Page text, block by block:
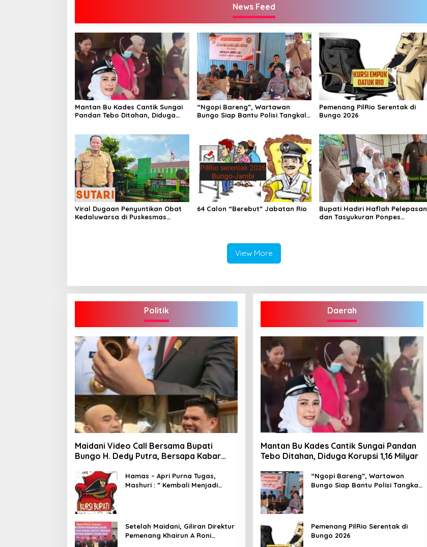
News Feed
Mantan Bu Kades Cantik Sungai
Pandan Tebo Ditahan, Diduga
“Ngopi Bareng”, Wartawan
Bungo Siap Bantu Polisi Tangkal
Pemenang PilRio Serentak di
Bungo 2026
Viral Dugaan Penyuntikan Obat
Kedaluwarsa di Puskesmas
64 Calon “Berebut” Jabatan Rio
Bupati Hadiri Haflah Pelepasan
dan Tasyukuran Ponpes
View More
Politik
Maidani Video Call Bersama Bupati
Bungo H. Dedy Putra, Bersapa Kabar
Hamas – Apri Purna Tugas,
Mashuri : ” Kembali Menjadi
Setelah Maidani, Giliran Direktur
Pemenang Khairun A Roni
Daerah
Mantan Bu Kades Cantik Sungai Pandan
Tebo Ditahan, Diduga Korupsi 1,16 Milyar
“Ngopi Bareng”, Wartawan
Bungo Siap Bantu Polisi Tangkal
Pemenang PilRio Serentak di
Bungo 2026